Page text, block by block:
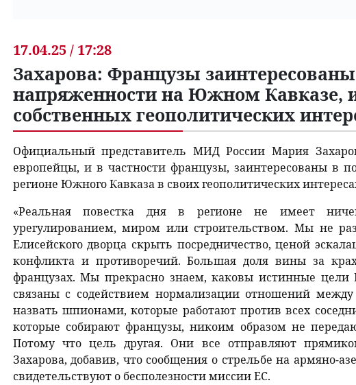
17.04.25 / 17:28
Захарова: Французы
напряженности на Южном Кавказе,
собственных геополитических
Официальный представитель МИД России Мария
европейцы, и в частности французы, заинтересованы в
регионе Южного Кавказа в своих геополитических
«Реальная повестка дня в регионе не имеет
урегулированием, миром или строительством. Мы не
Елисейского дворца скрыть посредничество, ценой
конфликта и противоречий. Большая доля вины за
французах. Мы прекрасно знаем, каковы истинные
связаны с содействием нормализации отношений
назвать шпионами, которые работают против всех
которые собирают французы, никоим образом не
Потому что цель другая. Они все отправляют
Захарова, добавив, что сообщения о стрельбе на армяно-
свидетельствуют о бесполезности миссии ЕС.